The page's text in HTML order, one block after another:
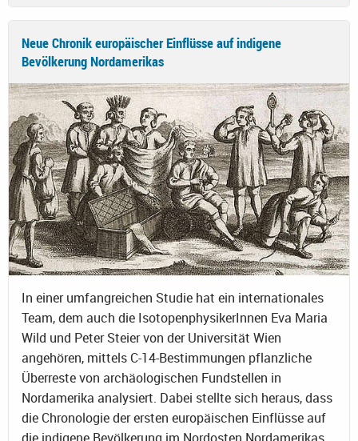
Neue Chronik europäischer Einflüsse auf indigene
Bevölkerung Nordamerikas
In einer umfangreichen Studie hat ein internationales
Team, dem auch die IsotopenphysikerInnen Eva Maria
Wild und Peter Steier von der Universität Wien
angehören, mittels C-14-Bestimmungen pflanzliche
Überreste von archäologischen Fundstellen in
Nordamerika analysiert. Dabei stellte sich heraus, dass
die Chronologie der ersten europäischen Einflüsse auf